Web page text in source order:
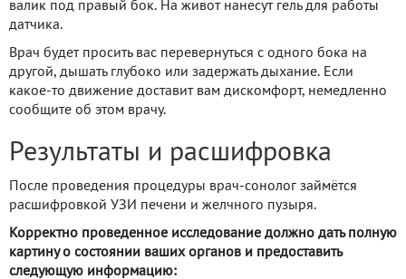
валик под правый бок. На живот нанесут гель для работы
датчика.
Врач будет просить вас перевернуться с одного бока на
другой, дышать глубоко или задержать дыхание. Если
какое-то движение доставит вам дискомфорт, немедленно
сообщите об этом врачу.
Результаты и расшифровка
После проведения процедуры врач-сонолог займётся
расшифровкой УЗИ печени и желчного пузыря.
Корректно проведенное исследование должно дать полную
картину о состоянии ваших органов и предоставить
следующую информацию: